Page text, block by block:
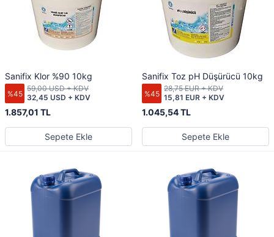
Sanifix Klor %90 10kg
%45
1.857,01 TL
32,45 USD + KDV
59,00 USD + KDV
Sepete Ekle
Sanifix Toz pH Düşürücü 10kg
%45
1.045,54 TL
15,81 EUR + KDV
28,75 EUR + KDV
Sepete Ekle